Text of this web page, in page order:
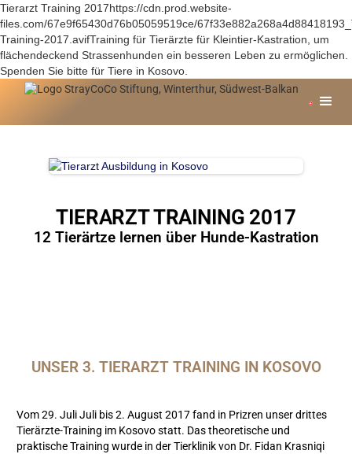
Tierarzt Training 2017https://cdn.prod.website-
files.com/67e9f65430d76b05059519ce/
Training-2017.avifTraining für Tierärzte für Kleintier-Kastration, um
flächendeckend Strassenhunden ein besseren Leben zu ermöglichen.
Spenden Sie bitte für Tiere in Kosovo.
TIERARZT TRAINING 2017
12 Tierärtze lernen über Hunde-Kastration
UNSER 3. TIERARZT TRAINING IN KOSOVO
Vom 29. Juli Juli bis 2. August 2017 fand in Prizren unser drittes
Tierärzte-Training im Kosovo statt. Das theoretische und
praktische Training wurde in der Tierklinik von Dr. Fidan Krasniqi